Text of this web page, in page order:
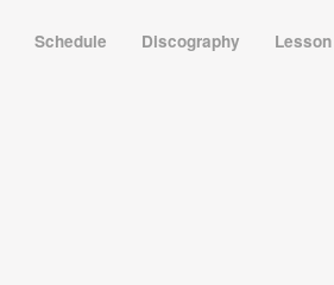
Schedule Discography